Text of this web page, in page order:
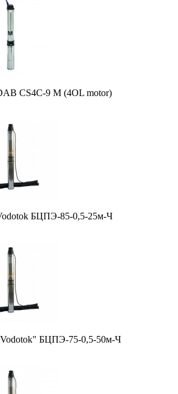
CS4C-9 M (4OL motor)
БЦПЭ-85-0,5-25м-Ч
БЦПЭ-75-0,5-50м-Ч